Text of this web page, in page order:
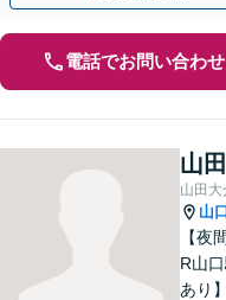
電話でお問い合わせ
山
山田
山
【夜
R山
あり